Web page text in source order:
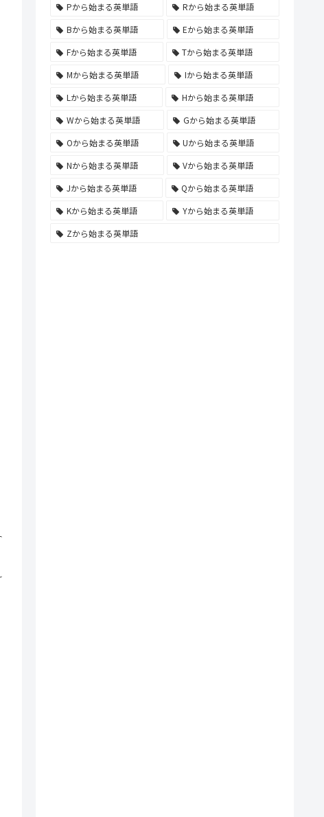
Pから始まる英単語
Rから始まる英単語
Bから始まる英単語
Eから始まる英単語
Fから始まる英単語
Tから始まる英単語
Mから始まる英単語
Iから始まる英単語
Lから始まる英単語
Hから始まる英単語
Wから始まる英単語
Gから始まる英単語
Oから始まる英単語
Uから始まる英単語
Nから始まる英単語
Vから始まる英単語
Jから始まる英単語
Qから始まる英単語
Kから始まる英単語
Yから始まる英単語
Zから始まる英単語